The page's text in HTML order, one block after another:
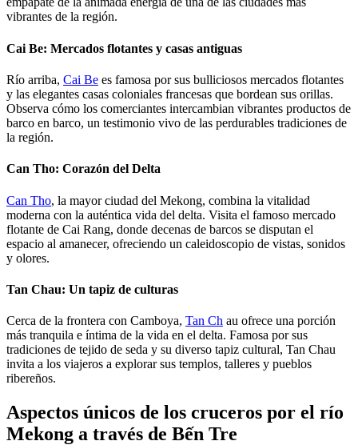
vibrantes de la región.
Cai Be: Mercados flotantes y casas antiguas
Río arriba, Cai Be es famosa por sus bulliciosos mercados flotantes
y las elegantes casas coloniales francesas que bordean sus orillas.
Observa cómo los comerciantes intercambian vibrantes productos de
barco en barco, un testimonio vivo de las perdurables tradiciones de
la región.
Can Tho: Corazón del Delta
Can Tho, la mayor ciudad del Mekong, combina la vitalidad
moderna con la auténtica vida del delta. Visita el famoso mercado
flotante de Cai Rang, donde decenas de barcos se disputan el
espacio al amanecer, ofreciendo un caleidoscopio de vistas, sonidos
y olores.
Tan Chau: Un tapiz de culturas
Cerca de la frontera con Camboya, Tan Ch au ofrece una porción
más tranquila e íntima de la vida en el delta. Famosa por sus
tradiciones de tejido de seda y su diverso tapiz cultural, Tan Chau
invita a los viajeros a explorar sus templos, talleres y pueblos
ribereños.
Aspectos únicos de los cruceros por el río
Mekong a través de Bến Tre